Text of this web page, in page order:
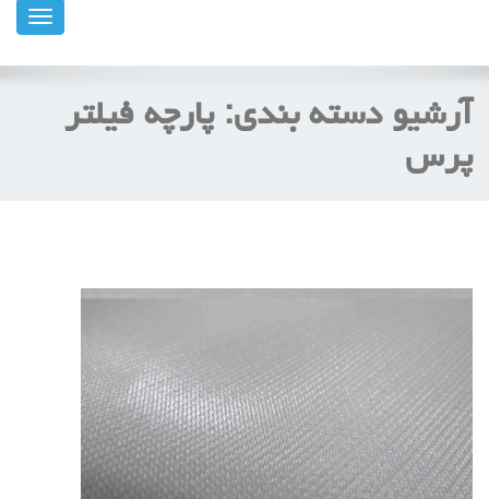
ناوبری
آرشیو دسته بندی:پارچه فیلتر
پرس